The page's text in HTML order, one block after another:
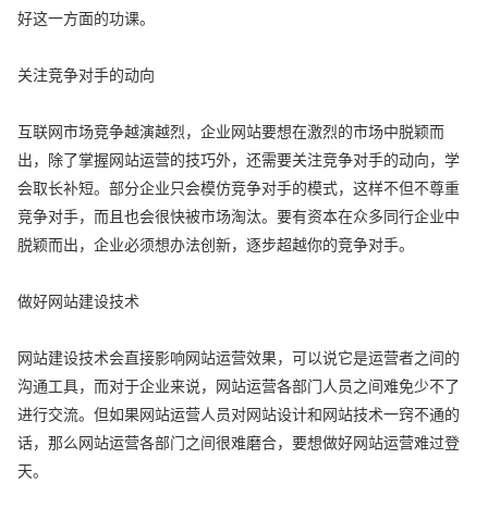
好这一方面的功课。
关注竞争对手的动向
互联网市场竞争越演越烈，企业网站要想在激烈的市场中脱颖而
出，除了掌握网站运营的技巧外，还需要关注竞争对手的动向，学
会取长补短。部分企业只会模仿竞争对手的模式，这样不但不尊重
竞争对手，而且也会很快被市场淘汰。要有资本在众多同行企业中
脱颖而出，企业必须想办法创新，逐步超越你的竞争对手。
做好网站建设技术
网站建设技术会直接影响网站运营效果，可以说它是运营者之间的
沟通工具，而对于企业来说，网站运营各部门人员之间难免少不了
进行交流。但如果网站运营人员对网站设计和网站技术一窍不通的
话，那么网站运营各部门之间很难磨合，要想做好网站运营难过登
天。